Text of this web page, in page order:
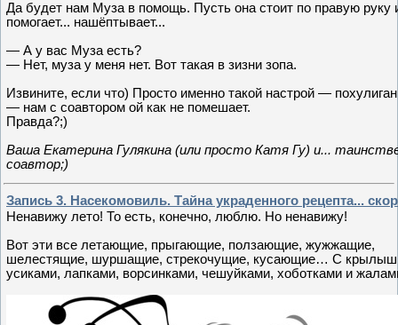
Да будет нам Муза в помощь. Пусть она стоит по правую руку
помогает... нашёптывает...
— А у вас Муза есть?
— Нет, муза у меня нет. Вот такая в зизни зопа.
Извините, если что) Просто именно такой настрой —
— нам с соавтором ой как не помешает.
Правда?;)
Ваша Екатерина Гулякина (или просто Катя Гу) и...
соавтор;)
Запись 3. Насекомовиль. Тайна украденного рецепта...
Ненавижу лето! То есть, конечно, люблю. Но ненавижу!
Вот эти все летающие, прыгающие, ползающие, жужжащие,
шелестящие, шуршащие, стрекочущие, кусающие… С
усиками, лапками, ворсинками, чешуйками, хоботками и